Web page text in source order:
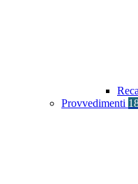
Provvedimenti